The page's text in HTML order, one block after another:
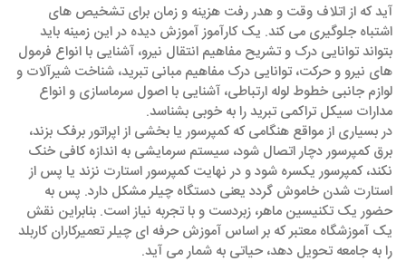
آید که از اتلاف وقت و هدر رفت هزینه و زمان برای تشخیص‌ های
اشتباه جلوگیری می ‌کند. یک کارآموز آموزش دیده در این زمینه باید
بتواند توانایی درک و تشریح مفاهیم انتقال نیرو، آشنایی با انواع فرمول
‌های نیرو و حرکت، توانایی درک مفاهیم مبانی تبرید، شناخت شیرآلات و
لوازم جانبی خطوط لوله ارتباطی، آشنایی با اصول سرماسازی و انواع
مدارات سیکل تراکمی تبرید را به خوبی بشناسد.
در بسیاری از مواقع هنگامی که کمپرسور یا بخشی از اپراتور برفک بزند،
برق کمپرسور دچار اتصال شود، سیستم سرمایشی به اندازه کافی خنک
نکند، کمپرسور یکسره شود و در نهایت کمپرسور استارت نزند یا پس از
استارت شدن خاموش گردد یعنی دستگاه چیلر مشکل دارد. پس به
حضور یک تکنیسین ماهر، زبردست و با تجربه نیاز است. بنابراین نقش
یک آموزشگاه معتبر که بر اساس آموزش حرفه ‌ای چیلر تعمیرکاران کاربلد
را به جامعه تحویل دهد، حیاتی به شمار می آید.